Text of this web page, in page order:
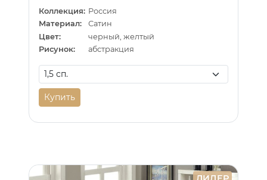
Коллекция: Россия
Материал:
Сатин
Цвет:
черный, желтый
Рисунок:
абстракция
Купить